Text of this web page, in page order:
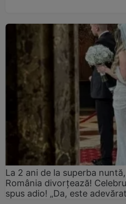
La 2 ani de la superba
România divorțează!
spus adio! „Da, este